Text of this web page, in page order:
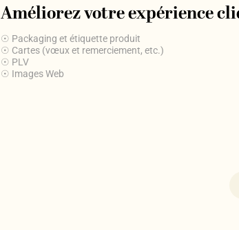
Améliorez votre expérience
☉ Packaging et étiquette produit
☉ Cartes (vœux et remerciement, etc.)
☉ PLV
☉ Images Web